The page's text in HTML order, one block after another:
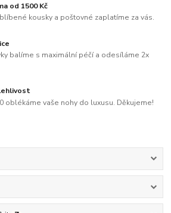
od 1500 Kč
kousky a poštovné zaplatíme za vás.
balíme s maximální péčí a odesíláme 2x
oblékáme vaše nohy do luxusu. Děkujeme!